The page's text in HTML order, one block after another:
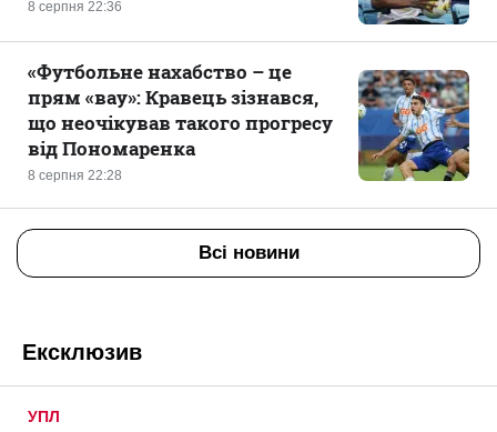
8 серпня 22:36
8 серпня 22:28
«Футбольне нахабство – це
прям «вау»: Кравець зізнався,
що неочікував такого прогресу
від Пономаренка
Всі новини
Ексклюзив
УПЛ